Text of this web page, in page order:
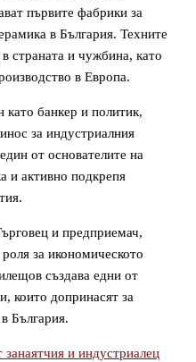
първите фабрики за
в България. Техните
страната и чужбина, като
в Европа.
като банкер и политик,
за индустриалния
от основателите на
и активно подкрепя
и предприемач,
за икономическото
създава едни от
които допринасят за
България.
занаятчия и индустриалец